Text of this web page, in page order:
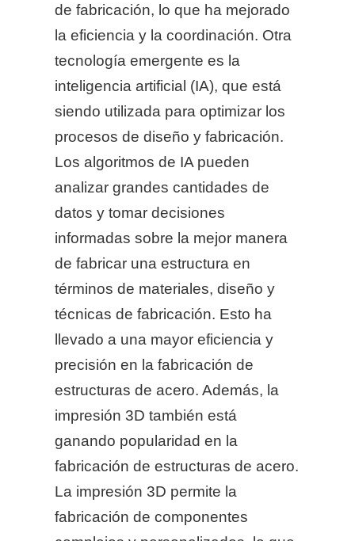
de fabricación, lo que ha mejorado
la eficiencia y la coordinación. Otra
tecnología emergente es la
inteligencia artificial (IA), que está
siendo utilizada para optimizar los
procesos de diseño y fabricación.
Los algoritmos de IA pueden
analizar grandes cantidades de
datos y tomar decisiones
informadas sobre la mejor manera
de fabricar una estructura en
términos de materiales, diseño y
técnicas de fabricación. Esto ha
llevado a una mayor eficiencia y
precisión en la fabricación de
estructuras de acero. Además, la
impresión 3D también está
ganando popularidad en la
fabricación de estructuras de acero.
La impresión 3D permite la
fabricación de componentes